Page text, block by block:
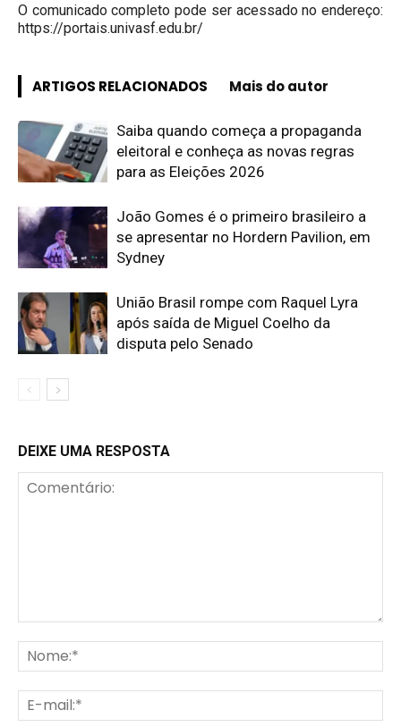
O comunicado completo pode ser acessado no endereço:
https://portais.univasf.edu.br/
ARTIGOS RELACIONADOS Mais do autor
Saiba quando começa a propaganda
eleitoral e conheça as novas regras
para as Eleições 2026
João Gomes é o primeiro brasileiro a
se apresentar no Hordern Pavilion, em
Sydney
União Brasil rompe com Raquel Lyra
após saída de Miguel Coelho da
disputa pelo Senado
DEIXE UMA RESPOSTA